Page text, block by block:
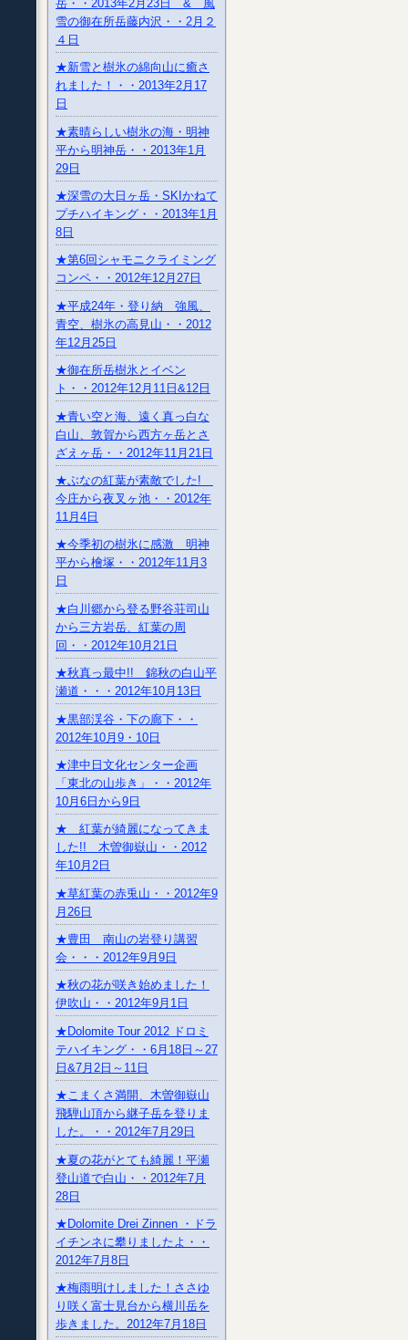
岳・・2013年2月23日 & 風
雪の御在所岳藤内沢・・2月２
４日
★新雪と樹氷の綿向山に癒さ
れました！・・2013年2月17
日
★素晴らしい樹氷の海・明神
平から明神岳・・2013年1月
29日
★深雪の大日ヶ岳・SKIかねて
プチハイキング・・2013年1月
8日
★第6回シャモニクライミング
コンペ・・2012年12月27日
★平成24年・登り納 強風、
青空、樹氷の高見山・・2012
年12月25日
★御在所岳樹氷とイベン
ト・・2012年12月11日&12日
★青い空と海、遠く真っ白な
白山、敦賀から西方ヶ岳とさ
ざえヶ岳・・2012年11月21日
★ぶなの紅葉が素敵でした!
今庄から夜叉ヶ池・・2012年
11月4日
★今季初の樹氷に感激 明神
平から檜塚・・2012年11月3
日
★白川郷から登る野谷荘司山
から三方岩岳、紅葉の周
回・・2012年10月21日
★秋真っ最中!! 錦秋の白山平
瀬道・・・2012年10月13日
★黒部渓谷・下の廊下・・
2012年10月9・10日
★津中日文化センター企画
「東北の山歩き」・・2012年
10月6日から9日
★ 紅葉が綺麗になってきま
した!! 木曽御嶽山・・2012
年10月2日
★草紅葉の赤兎山・・2012年9
月26日
★豊田 南山の岩登り講習
会・・・2012年9月9日
★秋の花が咲き始めました！
伊吹山・・2012年9月1日
★Dolomite Tour 2012 ドロミ
テハイキング・・6月18日～27
日&7月2日～11日
★こまくさ満開、木曽御嶽山
飛騨山頂から継子岳を登りま
した。・・2012年7月29日
★夏の花がとても綺麗！平瀬
登山道で白山・・2012年7月
28日
★Dolomite Drei Zinnen ・ドラ
イチンネに攀りましたよ・・
2012年7月8日
★梅雨明けしました！ささゆ
り咲く富士見台から横川岳を
歩きました。2012年7月18日